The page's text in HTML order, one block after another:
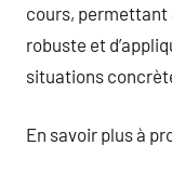
cours, permettant
robuste et
situations
En savoir plus à